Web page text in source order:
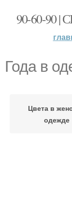
90-60-90
Года в
Цвета в
одежде